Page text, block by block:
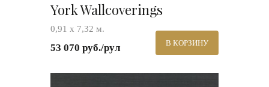
York Wallcoverings
0,91 х 7,32 м.
53 070 руб./рул В КОРЗИНУ